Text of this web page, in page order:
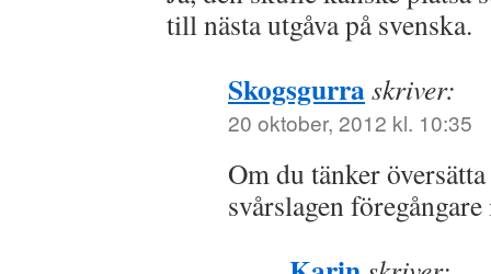
till nästa utgåva på svenska.
Skogsgurraskriver:
20 oktober, 2012 kl. 10:35
Om du tänker
svårslagen